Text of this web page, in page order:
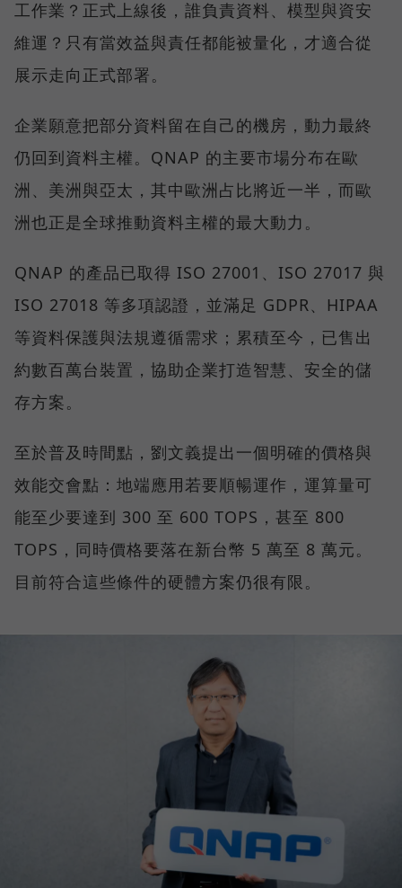
工作業？正式上線後，誰負責資料、模型與資安
維運？只有當效益與責任都能被量化，才適合從
展示走向正式部署。
企業願意把部分資料留在自己的機房，動力最終
仍回到資料主權。QNAP 的主要市場分布在歐
洲、美洲與亞太，其中歐洲占比將近一半，而歐
洲也正是全球推動資料主權的最大動力。
QNAP 的產品已取得 ISO 27001、ISO 27017 與
ISO 27018 等多項認證，並滿足 GDPR、HIPAA
等資料保護與法規遵循需求；累積至今，已售出
約數百萬台裝置，協助企業打造智慧、安全的儲
存方案。
至於普及時間點，劉文義提出一個明確的價格與
效能交會點：地端應用若要順暢運作，運算量可
能至少要達到 300 至 600 TOPS，甚至 800
TOPS，同時價格要落在新台幣 5 萬至 8 萬元。
目前符合這些條件的硬體方案仍很有限。